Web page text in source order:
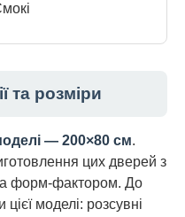
та розміри
— 200×80 см.
цих дверей з
форм-фактором. До
моделі: розсувні